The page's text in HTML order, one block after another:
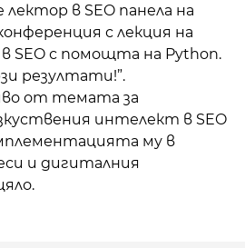
лектор в SEO панела на
с лекция на
SEO с помощта на Python.
резултати!”.
от темата за
интелект в SEO
му в
и дигиталния